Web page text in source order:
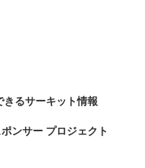
きるサーキット情報
ンサー プロジェクト